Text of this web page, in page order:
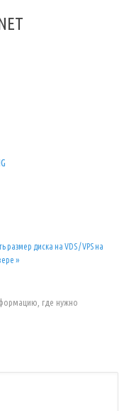
размер диска на VDS / VPS на
»
где нужно